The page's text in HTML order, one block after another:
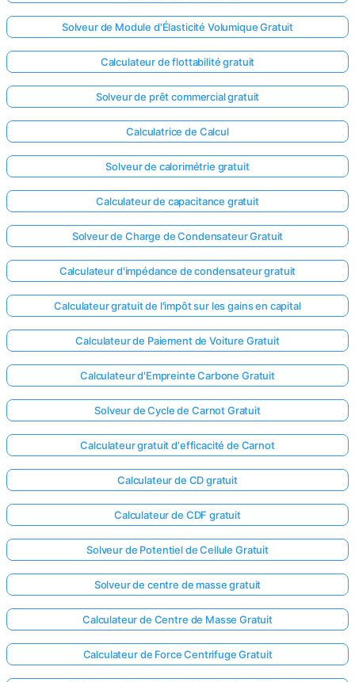
Solveur de Module d'Élasticité Volumique Gratuit
Calculateur de flottabilité gratuit
Solveur de prêt commercial gratuit
Calculatrice de Calcul
Solveur de calorimétrie gratuit
Calculateur de capacitance gratuit
Solveur de Charge de Condensateur Gratuit
Calculateur d'impédance de condensateur gratuit
Calculateur gratuit de l'impôt sur les gains en capital
Calculateur de Paiement de Voiture Gratuit
Calculateur d'Empreinte Carbone Gratuit
Solveur de Cycle de Carnot Gratuit
Calculateur gratuit d'efficacité de Carnot
Calculateur de CD gratuit
Calculateur de CDF gratuit
Solveur de Potentiel de Cellule Gratuit
Solveur de centre de masse gratuit
Calculateur de Centre de Masse Gratuit
Calculateur de Force Centrifuge Gratuit